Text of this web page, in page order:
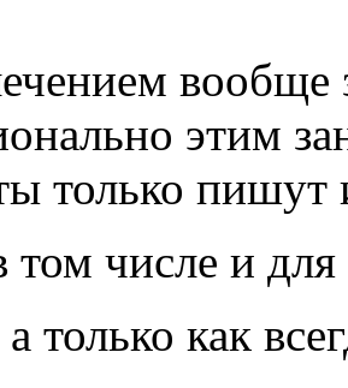
этим
только
том числе и
только как